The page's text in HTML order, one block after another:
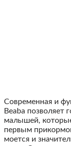
Современная и
Вeaba позволяет
малышей,
первым
моется и